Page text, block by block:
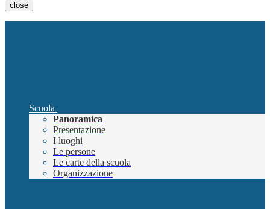
close
Scuola
Panoramica
Presentazione
I luoghi
Le persone
Le carte della scuola
Organizzazione